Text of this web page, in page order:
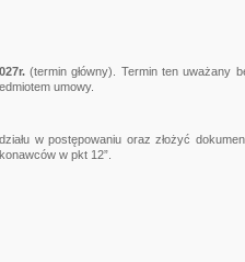
(termin główny). Termin ten uważany
umowy.
w postępowaniu oraz złożyć
w pkt 12”.